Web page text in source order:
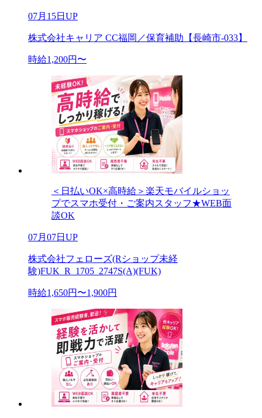
07月15日UP
株式会社キャリア CC福岡／保育補助【長崎市-033】
時給1,200円〜
＜日払いOK×高時給＞楽天モバイルショッ
プでスマホ受付・ご案内スタッフ★WEB面
談OK
07月07日UP
株式会社フェローズ(Rショップ未経
験)FUK_R_1705_2747S(A)(FUK)
時給1,650円〜1,900円